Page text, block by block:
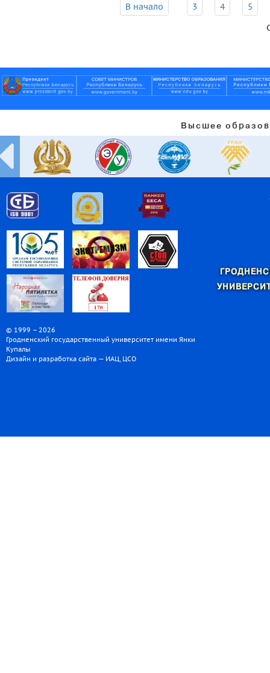
В начало 3 4
5
Высшее
© 1999 – 2026
Гродненский государственный университет имени Янки
Купалы
Дизайн и разработка сайта — ИАЦ, ЦСО